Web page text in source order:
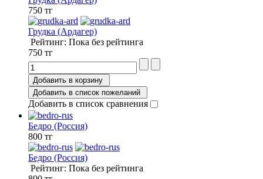
750 тг
Грудка (Ардагер)
Рейтинг: Пока без рейтинга
750 тг
Добавить в корзину
Добавить в список пожеланий
Добавить в список сравнения
Бедро (Россия)
800 тг
Бедро (Россия)
Рейтинг: Пока без рейтинга